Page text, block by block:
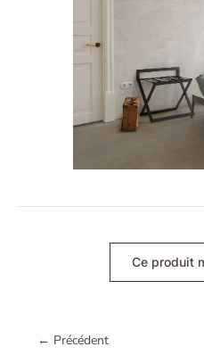
Ce produit
← Précédent